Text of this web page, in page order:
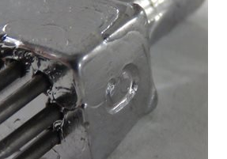
Nous joindre